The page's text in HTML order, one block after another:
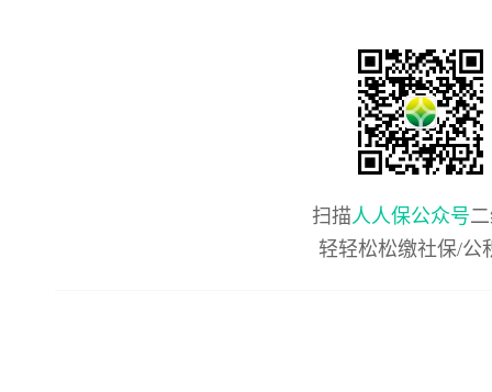
扫描人人保公众号
轻轻松松缴社保/公